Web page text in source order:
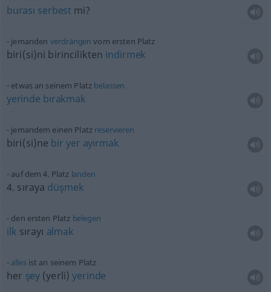
burası serbest mi?
jemanden verdrängen vom ersten Platz
biri(si)ni birincilikten indirmek
etwasan seinem Platz belassen
yerinde bırakmak
jemandem einen Platz reservieren
biri(si)ne bir yer ayırmak
auf dem 4. Platz landen
4. sıraya düşmek
den ersten Platz belegen
ilk sırayı almak
allesist an seinem Platz
her şey (yerli)yerinde